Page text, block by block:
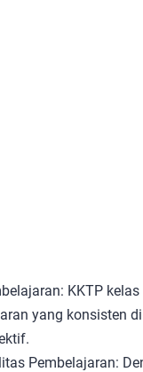
KKTP
yang konsisten
Pembelajaran: